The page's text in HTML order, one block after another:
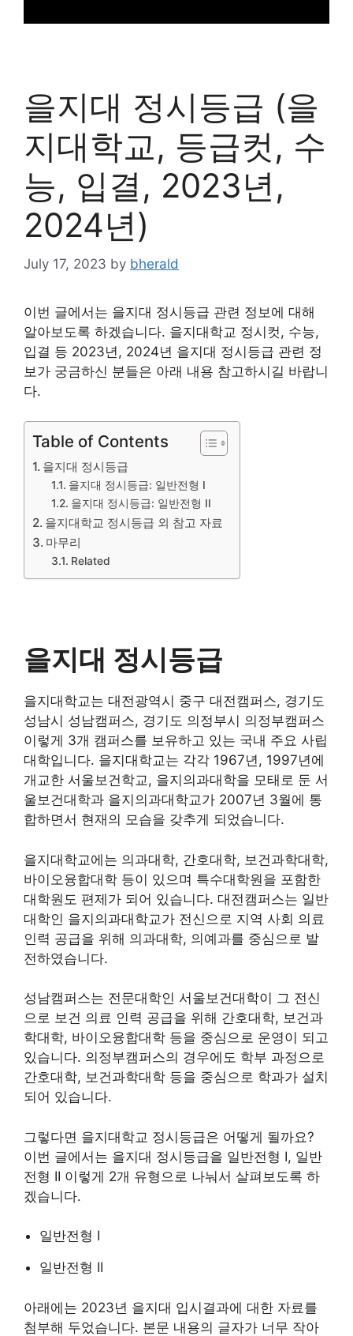
을지대 정시등급 (을
지대학교, 등급컷, 수
능, 입결, 2023년,
2024년)
July 17, 2023 by bherald
이번 글에서는 을지대 정시등급 관련 정보에 대해
알아보도록 하겠습니다. 을지대학교 정시컷, 수능,
입결 등 2023년, 2024년 을지대 정시등급 관련 정
보가 궁금하신 분들은 아래 내용 참고하시길 바랍니
다.
Table of Contents
을지대 정시등급
을지대 정시등급: 일반전형 I
을지대 정시등급: 일반전형 II
을지대학교 정시등급 외 참고 자료
마무리
Related
을지대 정시등급
을지대학교는 대전광역시 중구 대전캠퍼스, 경기도
성남시 성남캠퍼스, 경기도 의정부시 의정부캠퍼스
이렇게 3개 캠퍼스를 보유하고 있는 국내 주요 사립
대학입니다. 을지대학교는 각각 1967년, 1997년에
개교한 서울보건학교, 을지의과대학을 모태로 둔 서
울보건대학과 을지의과대학교가 2007년 3월에 통
합하면서 현재의 모습을 갖추게 되었습니다.
을지대학교에는 의과대학, 간호대학, 보건과학대학,
바이오융합대학 등이 있으며 특수대학원을 포함한
대학원도 편제가 되어 있습니다. 대전캠퍼스는 일반
대학인 을지의과대학교가 전신으로 지역 사회 의료
인력 공급을 위해 의과대학, 의예과를 중심으로 발
전하였습니다.
성남캠퍼스는 전문대학인 서울보건대학이 그 전신
으로 보건 의료 인력 공급을 위해 간호대학, 보건과
학대학, 바이오융합대학 등을 중심으로 운영이 되고
있습니다. 의정부캠퍼스의 경우에도 학부 과정으로
간호대학, 보건과학대학 등을 중심으로 학과가 설치
되어 있습니다.
그렇다면 을지대학교 정시등급은 어떻게 될까요?
이번 글에서는 을지대 정시등급을 일반전형 I, 일반
전형 II 이렇게 2개 유형으로 나눠서 살펴보도록 하
겠습니다.
일반전형 I
일반전형 II
아래에는 2023년 을지대 입시결과에 대한 자료를
첨부해 두었습니다. 본문 내용의 글자가 너무 작아